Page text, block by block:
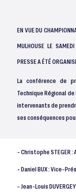
EN VUE DU
MULHOUSE LE
PRESSE A ÉTÉ
La conférence de
Technique Régional
intervenants de
ses conséquences
- Christophe STEGER
- Daniel BUX : Vice-
- Jean-Louis